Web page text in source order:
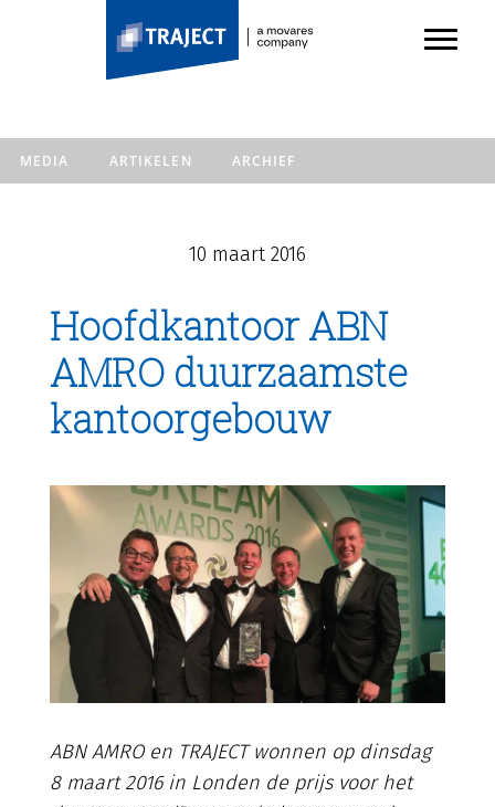
inhoud
MEDIA ARTIKELEN ARCHIEF
10 maart 2016
Hoofdkantoor ABN
AMRO duurzaamste
kantoorgebouw
ABN AMRO en TRAJECT wonnen op dinsdag
8 maart 2016 in Londen de prijs voor het